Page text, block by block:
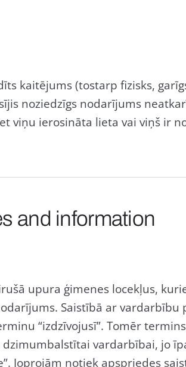
kaitējums (tostarp fizisks,
noziedzīgs nodarījums
viņu ierosināta lieta vai viņš ir
and information
upura ģimenes locekļus,
Saistībā ar
“izdzīvojusī”. Tomēr
vardarbībai, jo
Joprojām notiek apspriedes